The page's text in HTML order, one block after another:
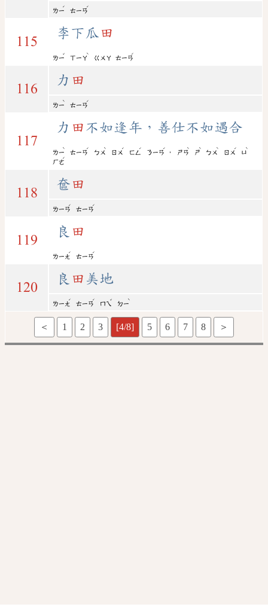
ㄌㄧ
ˊ
ㄊㄧㄢ
ˊ
115
李下瓜 田
ㄌㄧ
ˇ
ㄒㄧㄚ
ˋ
ㄍㄨㄚ ㄊㄧㄢ
ˊ
116
力 田
ㄌㄧ
ˋ
ㄊㄧㄢ
ˊ
117
力 田 不如逢年，善仕不如遇合
ㄌㄧ
ˋ
ㄊㄧㄢ
ˊ
ㄅㄨ
ˋ
ㄖㄨ
ˊ
ㄈㄥ
ˊ
ㄋㄧㄢ
ˊ
， ㄕㄢ
ˋ
ㄕ
ˋ
ㄅㄨ
ˋ
ㄖㄨ
ˊ
ㄩ
ˋ
ㄏㄜ
ˊ
118
奩 田
ㄌㄧㄢ
ˊ
ㄊㄧㄢ
ˊ
119
良 田
ㄌㄧㄤ
ˊ
ㄊㄧㄢ
ˊ
120
良 田 美地
ㄌㄧㄤ
ˊ
ㄊㄧㄢ
ˊ
ㄇㄟ
ˇ
ㄉㄧ
ˋ
＜ 1 2 3 [4/8] 5 6 7 8 ＞